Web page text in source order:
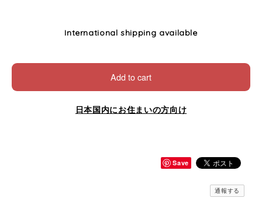
International shipping available
Add to cart
日本国内にお住まいの方向け
Save
通報する